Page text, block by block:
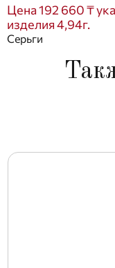
Цена 192 660 ₸
изделия 4,94г.
Серьги